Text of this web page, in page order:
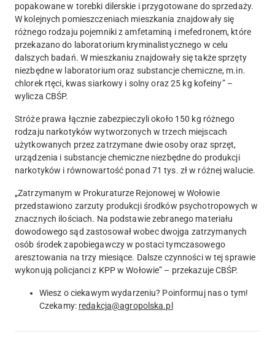
popakowane w torebki dilerskie i przygotowane do sprzedaży.
W kolejnych pomieszczeniach mieszkania znajdowały się
różnego rodzaju pojemniki z amfetaminą i mefedronem, które
przekazano do laboratorium kryminalistycznego w celu
dalszych badań. W mieszkaniu znajdowały się także sprzęty
niezbędne w laboratorium oraz substancje chemiczne, m.in.
chlorek rtęci, kwas siarkowy i solny oraz 25 kg kofeiny” –
wylicza CBŚP.
Stróże prawa łącznie zabezpieczyli około 150 kg różnego
rodzaju narkotyków wytworzonych w trzech miejscach
użytkowanych przez zatrzymane dwie osoby oraz sprzęt,
urządzenia i substancje chemiczne niezbędne do produkcji
narkotyków i równowartość ponad 71 tys. zł w różnej walucie.
„Zatrzymanym w Prokuraturze Rejonowej w Wołowie
przedstawiono zarzuty produkcji środków psychotropowych w
znacznych ilościach. Na podstawie zebranego materiału
dowodowego sąd zastosował wobec dwojga zatrzymanych
osób środek zapobiegawczy w postaci tymczasowego
aresztowania na trzy miesiące. Dalsze czynności w tej sprawie
wykonują policjanci z KPP w Wołowie” – przekazuje CBŚP.
Wiesz o ciekawym wydarzeniu? Poinformuj nas o tym!
Czekamy: redakcja@agropolska.pl